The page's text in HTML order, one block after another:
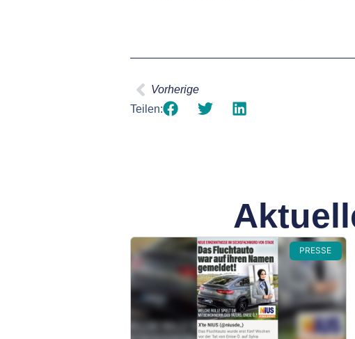
Vorherige
Teilen:
PRESSE